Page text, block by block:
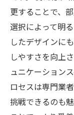
更することで、
選択によって明
したデザインに
しやすさを向上
ュニケーション
ロセスは専門業
挑戦できるのも